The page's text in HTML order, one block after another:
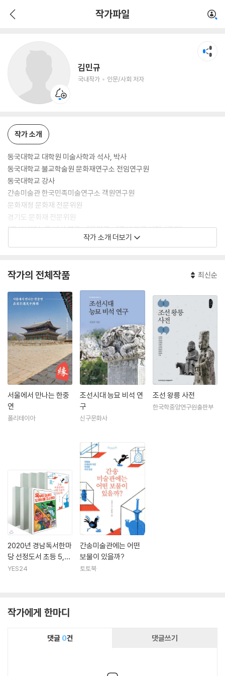
작가파일
김민규
국내작가 인문/사회 저자
인문/사회 저자
작가 소개
동국대학교 대학원 미술사학과 석사, 박사
동국대학교 불교학술원 문화재연구소 전임연구원
동국대학교 강사
간송미술관 한국민족미술연구소 객원연구원
문화재청 문화재 전문위원
경기도 문화재 전문위원
『조선시대 능묘 비석 연구』, 『융건릉』, 『조선 왕릉 사전』(공저)
『경복궁 중건 천일의 기록』(공저), 『조선왕릉 석물조각사』(공저)
「해창위오태주가 건립한 묘비 연구」
「금강산 백화암 〈서산대사비〉 건립과 17세기 승려 석장의 활동」
「송정악의 『서행록』을 통해 본 묘비 건립 연구」
작가 소개 더보기
작가의 전체작품 최신순
서울에서 만나는 한중
연
폴리테이아
조선시대 능묘 비석 연
구
신구문화사
조선 왕릉 사전
한국학중앙연구원출판부
2020년 경남독서한마
당 선정도서 초등 5,6
학년 세트
YES24
간송미술관에는 어떤
보물이 있을까?
토토북
작가에게 한마디
댓글 0건 댓글쓰기